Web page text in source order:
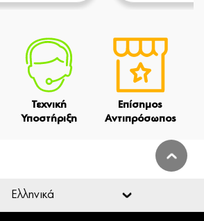
Τεχνική
Υποστήριξη
Επίσημος
Αντιπρόσωπος
Ελληνικά